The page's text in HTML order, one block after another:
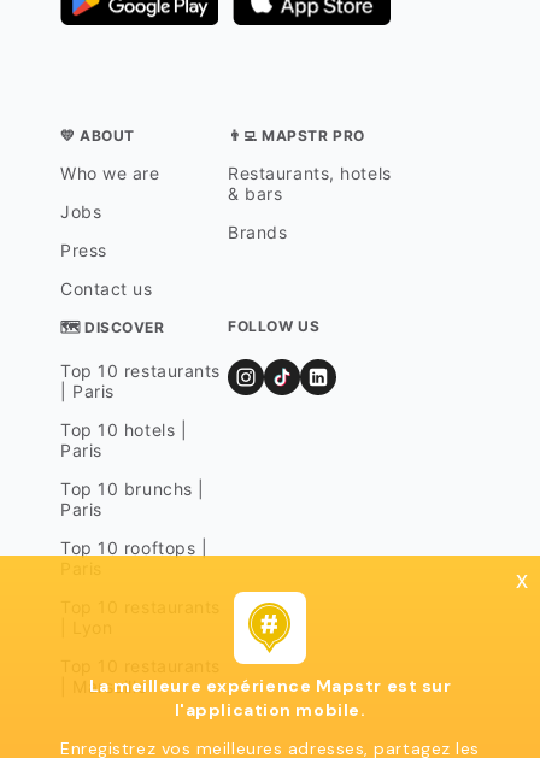
💛 ABOUT
Who we are
Jobs
Press
Contact us
👨‍💻 MAPSTR PRO
Restaurants, hotels
& bars
Brands
🗺 DISCOVER
Top 10 restaurants
| Paris
Top 10 hotels |
Paris
Top 10 brunchs |
Paris
Top 10 rooftops |
| Marseille
FOLLOW US
x
La meilleure expérience Mapstr est sur
l'application mobile.
Enregistrez vos meilleures adresses, partagez les